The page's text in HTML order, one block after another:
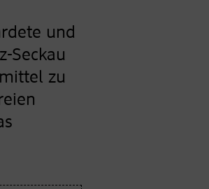
und
Seckau
zu